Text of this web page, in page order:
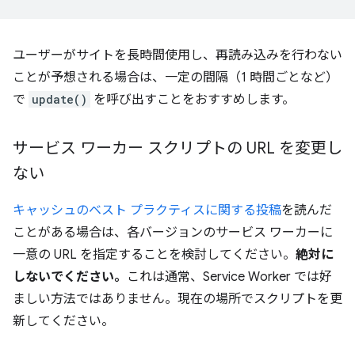
ユーザーがサイトを長時間使用し、再読み込みを行わない
ことが予想される場合は、一定の間隔（1 時間ごとなど）
で update() を呼び出すことをおすすめします。
サービス ワーカー スクリプトの URL を変更し
ない
キャッシュのベスト プラクティスに関する投稿を読んだ
ことがある場合は、各バージョンのサービス ワーカーに
一意の URL を指定することを検討してください。 絶対に
しないでください。
これは通常、Service Worker では好
ましい方法ではありません。現在の場所でスクリプトを更
新してください。